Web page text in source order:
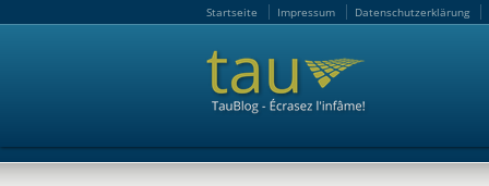
Startseite Impressum Datenschutzerklärung
Startseite Impressum Datenschutzerklärung